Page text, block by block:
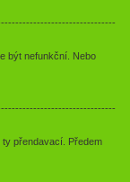
být nefunkční. Nebo
přendavací. Předem